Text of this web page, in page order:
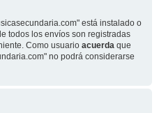
está instalado o
todos los envíos son registradas
Como usuario acuerda que
no podrá considerarse